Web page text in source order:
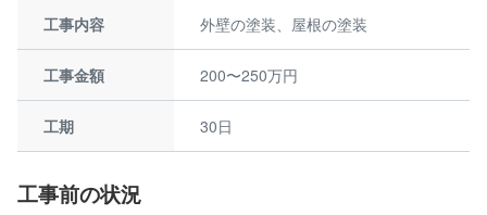
工事内容 外壁の塗装、屋根の塗装
工事金額 200〜250万円
工期 30日
工事前の状況